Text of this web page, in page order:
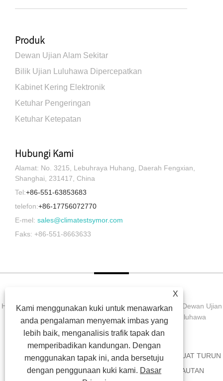
Produk
Dewan Ujian Alam Sekitar
Bilik Ujian Luluhawa Dipercepatkan
Kabinet Kering Elektronik
Ketuhar Pengeringan
Ketuhar Ketepatan
Hubungi Kami
Alamat: No. 3215, Lebuhraya Huhang, Daerah Fengxian,
Shanghai, 231417, China
Tel:+86-551-63853683
telefon:+86-17756072770
E-mel: sales@climatestsymor.com
Faks: +86-551-8663633
Hak Cipta © 2022 Symor Instrument Equipment Co., Ltd. Dewan Ujian
Alam Sekitar, Kabinet Kering Elektronik, Bilik Ujian Luluhawa
RUMAH TENTANG KITA PRODUK BERITA
MUAT TURUN
HANTAR PERTANYAAN
HUBUNGI KAMI PAUTAN
X
Kami menggunakan kuki untuk menawarkan
anda pengalaman menyemak imbas yang
lebih baik, menganalisis trafik tapak dan
memperibadikan kandungan. Dengan
menggunakan tapak ini, anda bersetuju
dengan penggunaan kuki kami. Dasar